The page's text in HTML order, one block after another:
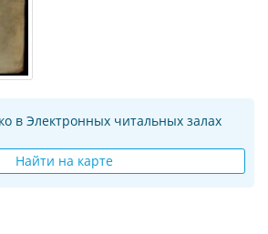
в Электронных читальных залах
Найти на карте